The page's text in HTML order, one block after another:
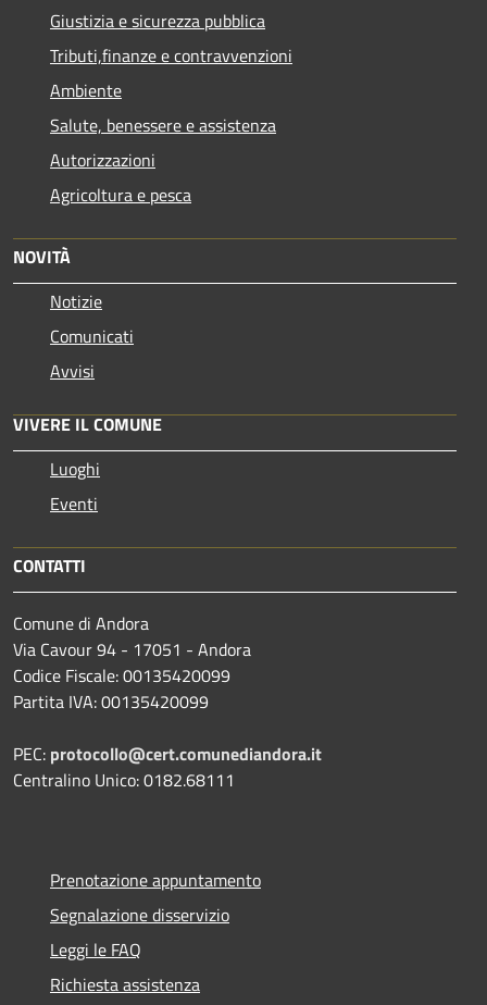
Giustizia e sicurezza pubblica
Tributi,finanze e contravvenzioni
Ambiente
Salute, benessere e assistenza
Autorizzazioni
Agricoltura e pesca
NOVITÀ
Notizie
Comunicati
Avvisi
VIVERE IL COMUNE
Luoghi
Eventi
CONTATTI
Comune di Andora
Via Cavour 94 - 17051 - Andora
Codice Fiscale: 00135420099
Partita IVA: 00135420099
PEC: protocollo@cert.comunediandora.it
Centralino Unico: 0182.68111
Prenotazione appuntamento
Segnalazione disservizio
Leggi le FAQ
Richiesta assistenza